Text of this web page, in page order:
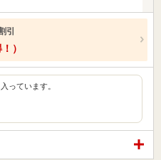
引
）
っています。